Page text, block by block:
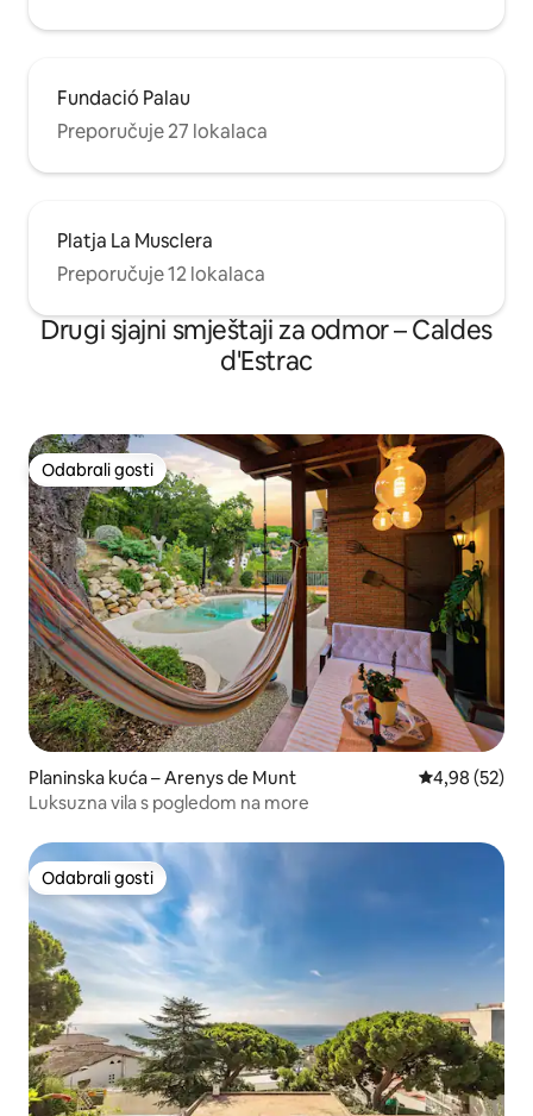
Fundació Palau
Preporučuje 27 lokalaca
Platja La Musclera
Preporučuje 12 lokalaca
Drugi sjajni smještaji za odmor – Caldes
d'Estrac
Odabrali gosti
Odabrali gosti
Planinska kuća – Arenys de Munt Prosječna
4,98 (52)
Luksuzna vila s pogledom na more
Odabrali gosti
Odabrali gosti